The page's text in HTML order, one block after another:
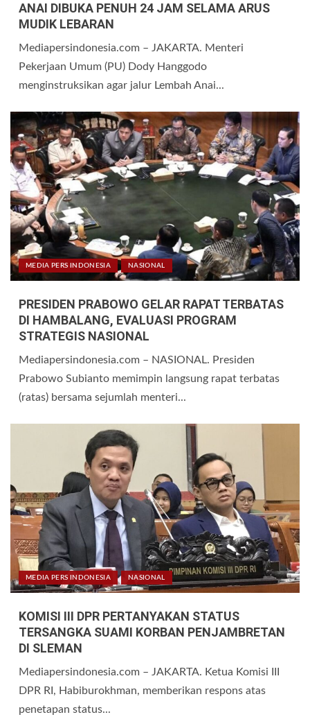
ANAI DIBUKA PENUH 24 JAM SELAMA ARUS
MUDIK LEBARAN
Mediapersindonesia.com – JAKARTA. Menteri
Pekerjaan Umum (PU) Dody Hanggodo
menginstruksikan agar jalur Lembah Anai...
MEDIA PERS INDONESIA NASIONAL
PRESIDEN PRABOWO GELAR RAPAT TERBATAS
DI HAMBALANG, EVALUASI PROGRAM
STRATEGIS NASIONAL
Mediapersindonesia.com – NASIONAL. Presiden
Prabowo Subianto memimpin langsung rapat terbatas
(ratas) bersama sejumlah menteri...
MEDIA PERS INDONESIA NASIONAL
KOMISI III DPR PERTANYAKAN STATUS
TERSANGKA SUAMI KORBAN PENJAMBRETAN
DI SLEMAN
Mediapersindonesia.com – JAKARTA. Ketua Komisi III
DPR RI, Habiburokhman, memberikan respons atas
penetapan status...